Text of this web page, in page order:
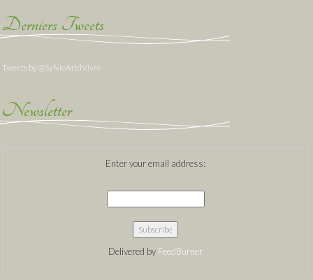
Derniers Tweets
Tweets by @SylvieArtdVivre
Newsletter
Enter your email address:
Delivered by FeedBurner